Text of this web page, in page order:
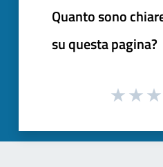
Quanto sono
su questa pagina?